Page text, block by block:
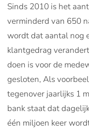
Sinds 2010 is het
verminderd van 650
wordt dat aantal nog
klantgedrag
doen is voor de
gesloten, Als
tegenover jaarlijks 1
bank staat dat
één miljoen keer